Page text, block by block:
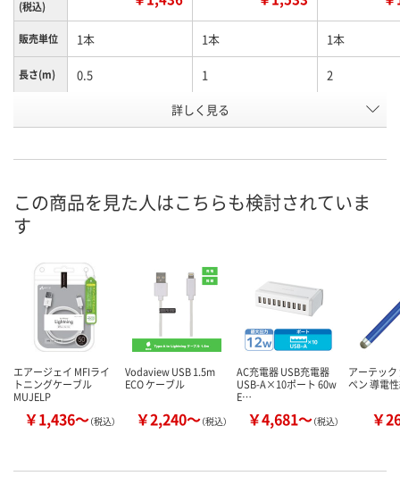
(税込)
販売単位 1本 1本 1本
長さ(m) 0.5 1 2
RX17994 RX17997
カゴへ
詳しく見る
この商品を見た人はこちらも検討されていま
す
エアージェイ MFIライ
トニングケーブル
MUJELP
￥1,436～（税込）
Vodaview USB 1.5m
ECO ケーブル
￥2,240～（税込）
AC充電器 USB充電器
USB-A×10ポート 60w
E…
￥4,681～（税込）
アーテッ
ペン 導電
￥